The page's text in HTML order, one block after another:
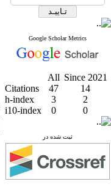
Google Scholar Metrics
All Since 2021
Citations
47
14
h-index
3
2
i10-index
0 0
ثبت شده در